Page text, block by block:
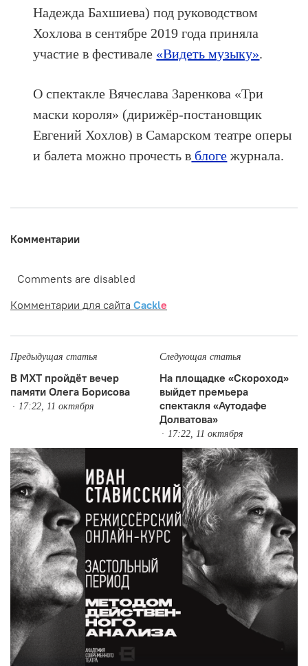
Надежда Бахшиева) под руководством
Хохлова в сентябре 2019 года приняла
участие в фестивале «Видеть музыку».
О спектакле Вячеслава Заренкова «Три
маски короля» (дирижёр-постановщик
Евгений Хохлов) в Самарском театре оперы
и балета можно прочесть в блоге журнала.
Комментарии
Comments are disabled
Комментарии для сайта Cackle
Предыдущая статья
В МХТ пройдёт вечер
памяти Олега Борисова
17:22, 11 октября
Следующая статья
На площадке «Скороход»
выйдет премьера
спектакля «Аутодафе
Долватова»
17:22, 11 октября